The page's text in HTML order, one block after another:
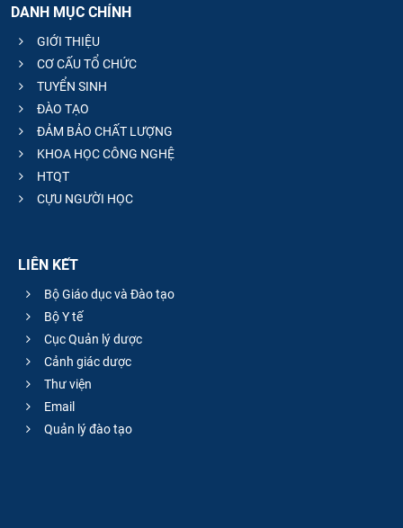
DANH MỤC CHÍNH
GIỚI THIỆU
CƠ CẤU TỔ CHỨC
TUYỂN SINH
ĐÀO TẠO
ĐẢM BẢO CHẤT LƯỢNG
KHOA HỌC CÔNG NGHỆ
HTQT
CỰU NGƯỜI HỌC
LIÊN KẾT
Bộ Giáo dục và Đào tạo
Bộ Y tế
Cục Quản lý dược
Cảnh giác dược
Thư viện
Email
Quản lý đào tạo